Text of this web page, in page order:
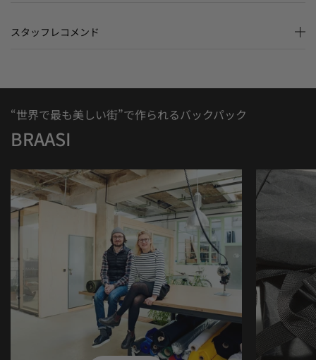
スタッフレコメンド
“世界で最も美しい街”で作られるバックパック
BRAASI